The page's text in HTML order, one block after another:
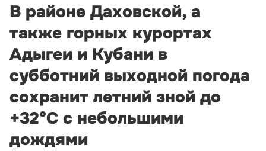
В районе Даховской, а
также горных курортах
Адыгеи и Кубани в
субботний выходной погода
сохранит летний зной до
+32°С с небольшими
дождями